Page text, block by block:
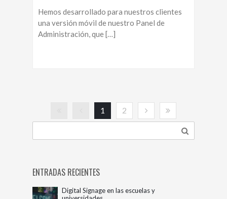
Hemos desarrollado para nuestros clientes
una versión móvil de nuestro Panel de
Administración, que […]
1 2
ENTRADAS RECIENTES
Digital Signage en las escuelas y